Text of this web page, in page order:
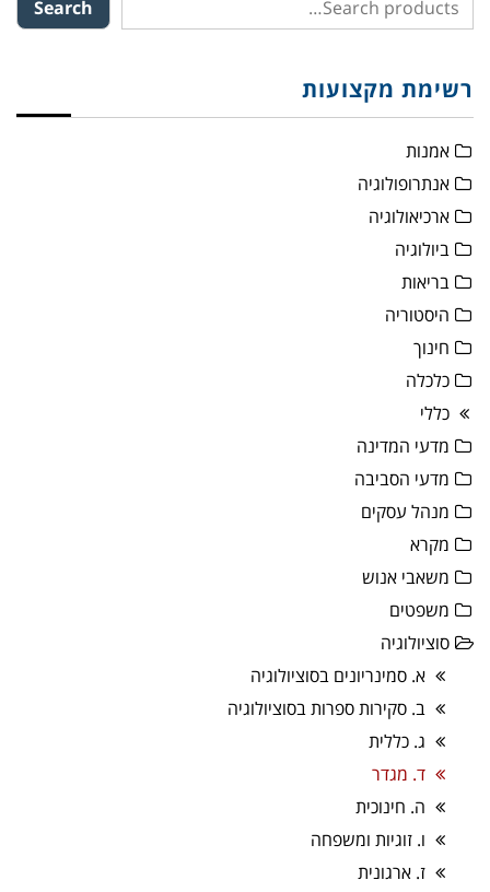
Search
רשימת מקצועות
אמנות
אנתרופולוגיה
ארכיאולוגיה
ביולוגיה
בריאות
היסטוריה
חינוך
כלכלה
כללי
מדעי המדינה
מדעי הסביבה
מנהל עסקים
מקרא
משאבי אנוש
משפטים
סוציולוגיה
א. סמינריונים בסוציולוגיה
ב. סקירות ספרות בסוציולוגיה
ג. כללית
ד. מגדר
ה. חינוכית
ו. זוגיות ומשפחה
ז. ארגונית